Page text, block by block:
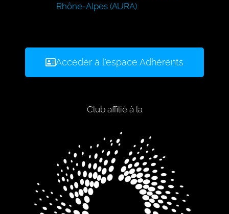
Rhône-Alpes (AURA)
Accéder à l'espace Adhérents
Club affilié à la